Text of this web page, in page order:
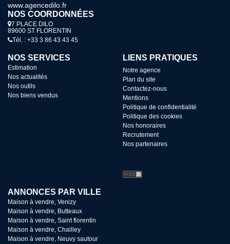
www.agencedilo.fr
NOS COORDONNÉES
7 PLACE DILO
89600 ST FLORENTIN
Tél. : +33 3 86 43 43 45
NOS SERVICES
Estimation
Nos actualités
Nos outils
Nos biens vendus
LIENS PRATIQUES
Notre agence
Plan du site
Contactez-nous
Mentions
Politique de confidentialité
Politique des cookies
Nos honoraires
Recrutement
Nos partenaires
ANNONCES PAR VILLE
Maison à vendre, Venizy
Maison à vendre, Butteaux
Maison à vendre, Saint florentin
Maison à vendre, Chailley
Maison à vendre, Neuvy sautour